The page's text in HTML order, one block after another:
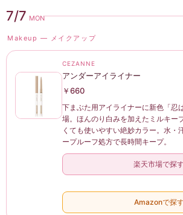
7/7 MON
Makeup — メイクアップ
CEZANNE
アンダーアイライナー
￥660
下まぶた用アイライナーに新色「忍
場。ほんのり白みを加えたミルキー
くても使いやすい絶妙カラー。水・
ープルーフ処方で長時間キープ。
楽天市場で探
Amazonで探